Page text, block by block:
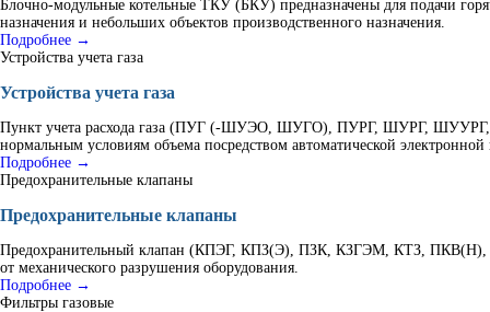
Блочно-модульные котельные ТКУ (БКУ) предназначены для подачи
назначения и небольших объектов производственного назначения.
Подробнее →
Устройства учета газа
Устройства учета газа
Пункт учета расхода газа (ПУГ (-ШУЭО, ШУГО), ПУРГ, ШУРГ, ШУУРГ,
нормальным условиям объема посредством автоматической электронной
Подробнее →
Предохранительные клапаны
Предохранительные клапаны
Предохранительный клапан (КПЭГ, КПЗ(Э), ПЗК, КЗГЭМ, КТЗ, ПКВ(Н),
от механического разрушения оборудования.
Подробнее →
Фильтры газовые